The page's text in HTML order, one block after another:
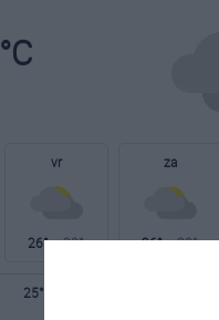
°C
vr
26° 20°
za
26° 20°
25°C